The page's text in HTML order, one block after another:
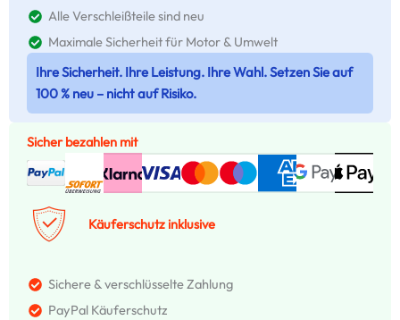
Alle Verschleißteile sind neu
Maximale Sicherheit für Motor & Umwelt
Ihre Sicherheit. Ihre Leistung. Ihre Wahl. Setzen Sie auf
100 % neu – nicht auf Risiko.
Sicher bezahlen mit
Käuferschutz inklusive
Sichere & verschlüsselte Zahlung
PayPal Käuferschutz